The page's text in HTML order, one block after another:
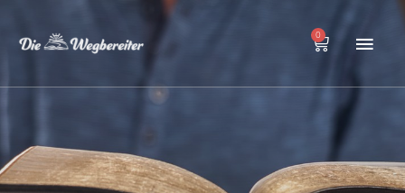
Inhalt
0
Warenkorb